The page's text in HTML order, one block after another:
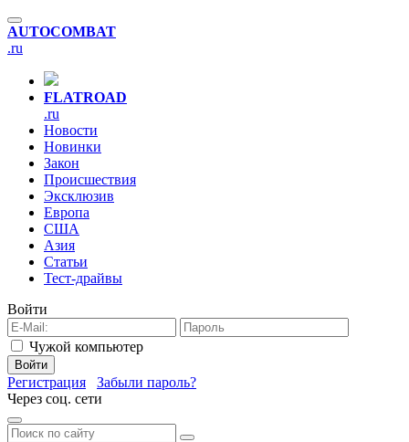
AUTOCOMBAT
.ru
FLATROAD
.ru
Новости
Новинки
Закон
Происшествия
Эксклюзив
Европа
США
Азия
Статьи
Тест-драйвы
Войти
Чужой компьютер
Войти
Регистрация
Забыли пароль?
Через соц. сети